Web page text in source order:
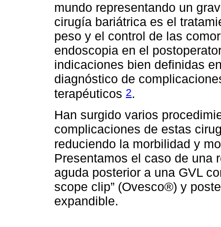
mundo representando un
cirugía bariátrica es el
peso y el control de las
endoscopia en el
indicaciones bien definidas
diagnóstico de
terapéuticos 2.
Han surgido varios
complicaciones de estas
reduciendo la morbilidad y
Presentamos el caso de una
aguda posterior a una GVL
scope clip” (Ovesco®) y
expandible.